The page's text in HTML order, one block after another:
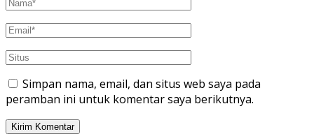
Simpan nama, email, dan situs web saya pada
peramban ini untuk komentar saya berikutnya.